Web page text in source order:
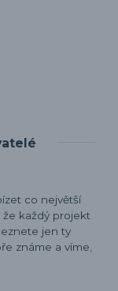
co největší
každý projekt
jen ty
známe a víme,